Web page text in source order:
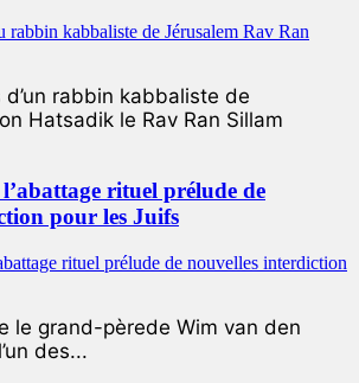
rabbin kabbaliste de
Hatsadik le Rav Ran Sillam
rituel prélude de
pour les Juifs
le grand-pèrede Wim van den
des...